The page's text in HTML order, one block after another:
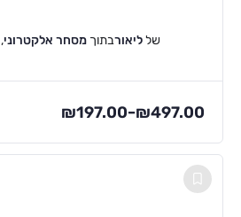
שלליאורבתוך מסחר אלקטרוני,
₪197.00–₪497.00